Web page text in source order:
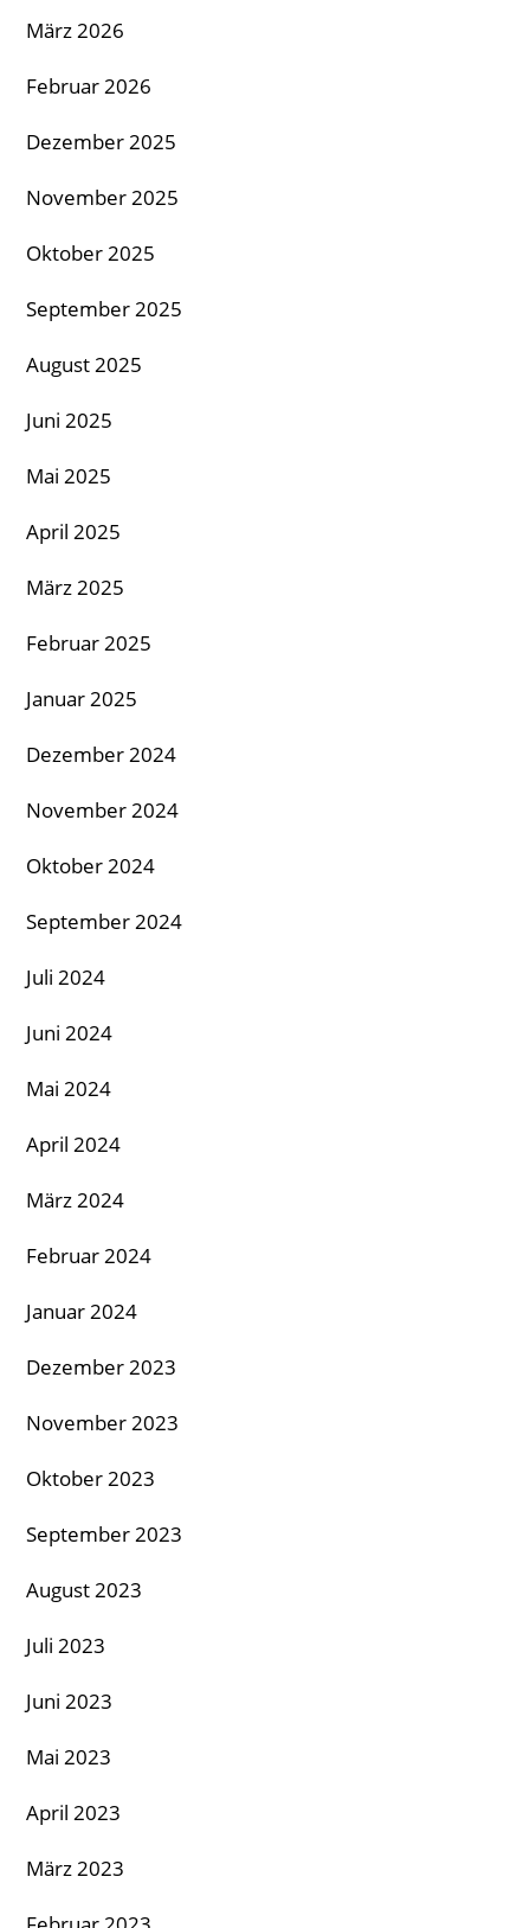
März 2026
Februar 2026
Dezember 2025
November 2025
Oktober 2025
September 2025
August 2025
Juni 2025
Mai 2025
April 2025
März 2025
Februar 2025
Januar 2025
Dezember 2024
November 2024
Oktober 2024
September 2024
Juli 2024
Juni 2024
Mai 2024
April 2024
März 2024
Februar 2024
Januar 2024
Dezember 2023
November 2023
Oktober 2023
September 2023
August 2023
Juli 2023
Juni 2023
Mai 2023
April 2023
März 2023